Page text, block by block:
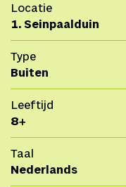
Locatie
1. Seinpaalduin
Type
Buiten
Leeftijd
8+
Taal
Nederlands